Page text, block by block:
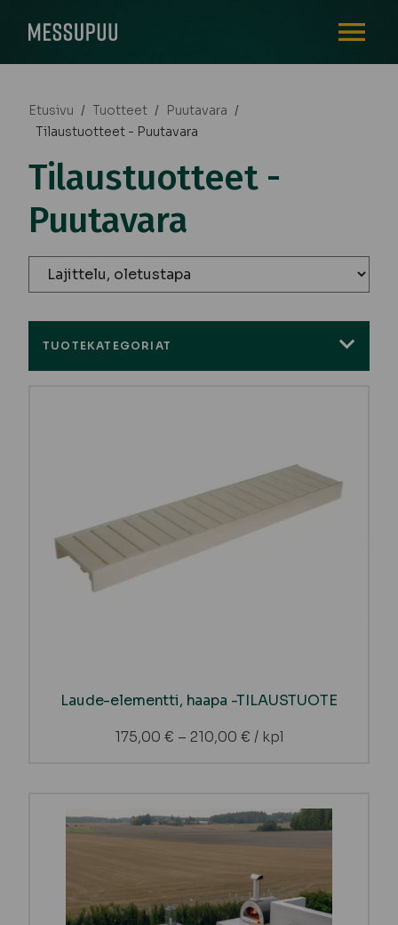
Etusivu / Tuotteet / Puutavara /
Tilaustuotteet - Puutavara
Tilaustuotteet -
Puutavara
TUOTEKATEGORIAT
Laude-elementti, haapa -TILAUSTUOTE
175,00 € – 210,00 € / kpl